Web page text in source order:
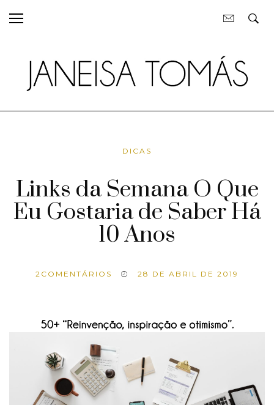
DICAS
Links da Semana O Que
Eu Gostaria de Saber Há
10 Anos
2 COMENTÁRIOS 28 DE ABRIL DE 2019